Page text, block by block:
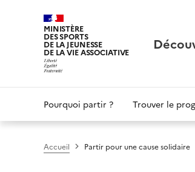
MINISTÈRE
DES SPORTS
DE LA JEUNESSE
DE LA VIE ASSOCIATIVE
navigation
Pourquoi partir ? Trouver le
Accueil Partir pour une cause solidaire